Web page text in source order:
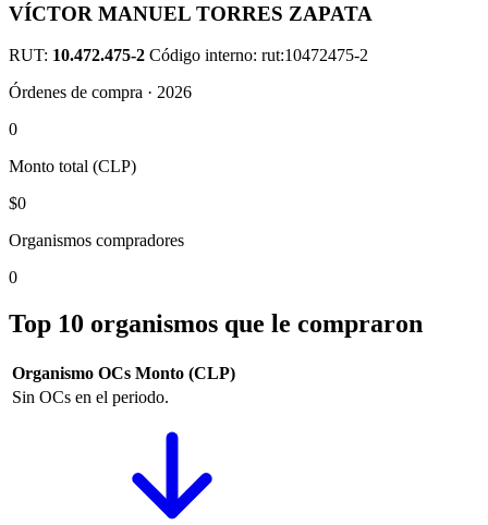
VÍCTOR MANUEL TORRES ZAPATA
RUT: 10.472.475-2 Código interno: rut:10472475-2
Órdenes de compra · 2026
0
Monto total (CLP)
$0
Organismos compradores
0
Top 10 organismos que le compraron
Organismo OCs Monto (CLP)
Sin OCs en el periodo.